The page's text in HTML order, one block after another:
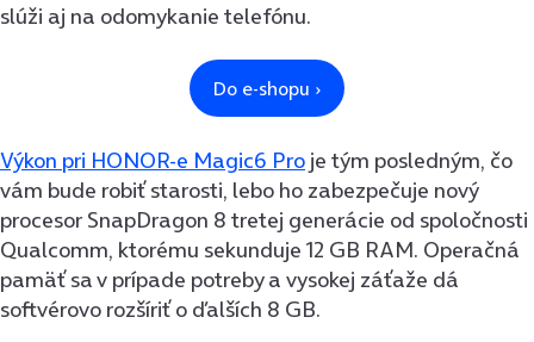
slúži aj na odomykanie telefónu.
Výkon pri HONOR-e Magic6 Pro je tým posledným, čo
vám bude robiť starosti, lebo ho zabezpečuje nový
procesor SnapDragon 8 tretej generácie od spoločnosti
Qualcomm, ktorému sekunduje 12 GB RAM. Operačná
pamäť sa v prípade potreby a vysokej záťaže dá
softvérovo rozšíriť o ďalších 8 GB.